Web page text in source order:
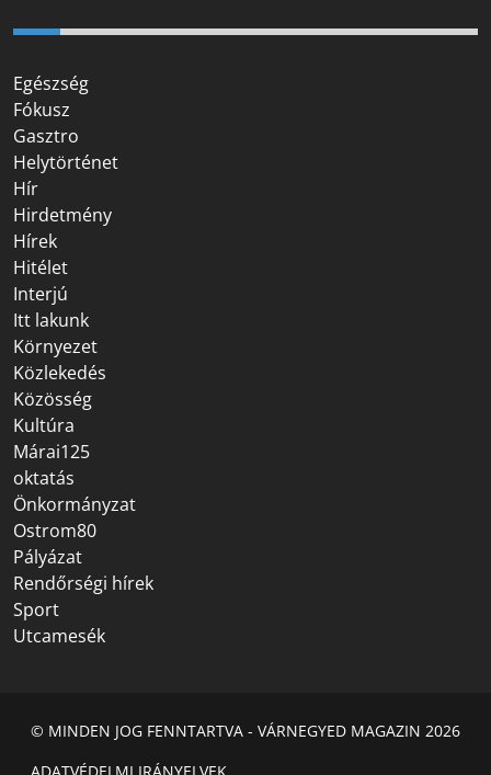
Egészség
Fókusz
Gasztro
Helytörténet
Hír
Hirdetmény
Hírek
Hitélet
Interjú
Itt lakunk
Környezet
Közlekedés
Közösség
Kultúra
Márai125
oktatás
Önkormányzat
Ostrom80
Pályázat
Rendőrségi hírek
Sport
Utcamesék
© MINDEN JOG FENNTARTVA - VÁRNEGYED MAGAZIN 2026